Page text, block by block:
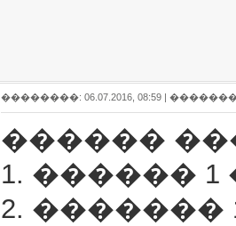
��������: 06.07.2016, 08:59 |
������
1. ������
2. �������